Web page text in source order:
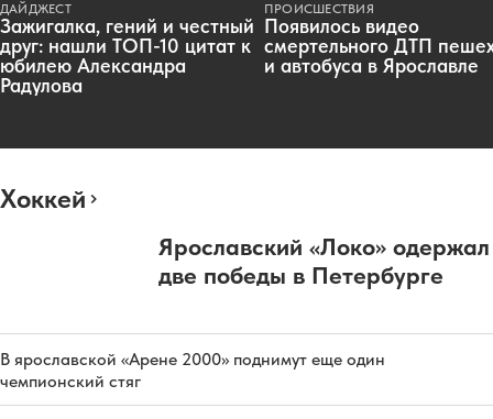
ДАЙДЖЕСТ
Зажигалка, гений и честный
друг: нашли ТОП-10 цитат к
юбилею Александра
Радулова
ПРОИСШЕСТВИЯ
Появилось видео
смертельного ДТП
и автобуса в Ярославле
Хоккей
Ярославский «Локо» одержал
две победы в Петербурге
В ярославской «Арене 2000» поднимут еще один
чемпионский стяг